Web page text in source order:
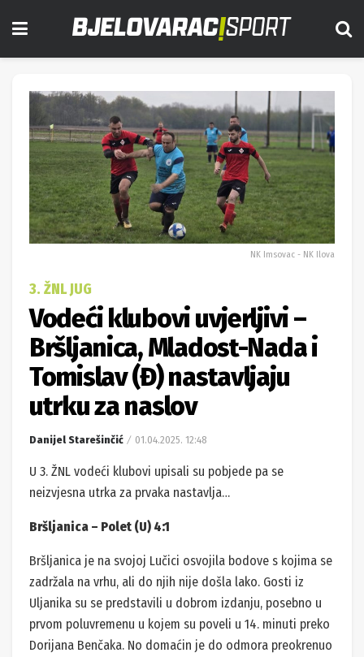
NK Imsovac - NK Ilova
3. ŽNL JUG
Vodeći klubovi uvjerljivi –
Bršljanica, Mladost-Nada i
Tomislav (Đ) nastavljaju
utrku za naslov
Danijel Starešinčić 01.04.2025. 12:48
U 3. ŽNL vodeći klubovi upisali su pobjede pa se
neizvjesna utrka za prvaka nastavlja…
Bršljanica – Polet (U) 4:1
Bršljanica je na svojoj Lučici osvojila bodove s kojima se
zadržala na vrhu, ali do njih nije došla lako. Gosti iz
Uljanika su se predstavili u dobrom izdanju, posebno u
prvom poluvremenu u kojem su poveli u 14. minuti preko
Dorijana Benčaka. No domaćin je do odmora preokrenuo